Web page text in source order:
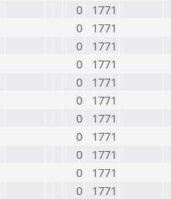
0
1771
0
1771
0
1771
0
1771
0
1771
0
1771
0
1771
0
1771
0
1771
0
1771
0
1771